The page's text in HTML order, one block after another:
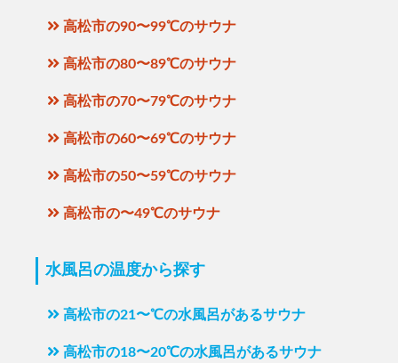
高松市の90〜99℃のサウナ
高松市の80〜89℃のサウナ
高松市の70〜79℃のサウナ
高松市の60〜69℃のサウナ
高松市の50〜59℃のサウナ
高松市の〜49℃のサウナ
水風呂の温度から探す
高松市の21〜℃の水風呂があるサウナ
高松市の18〜20℃の水風呂があるサウナ